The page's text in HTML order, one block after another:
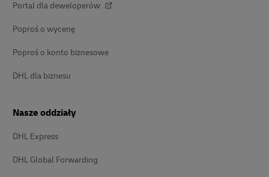
Portal dla deweloperów
Poproś o wycenę
Poproś o konto biznesowe
DHL dla biznesu
Nasze oddziały
DHL Express
DHL Global Forwarding